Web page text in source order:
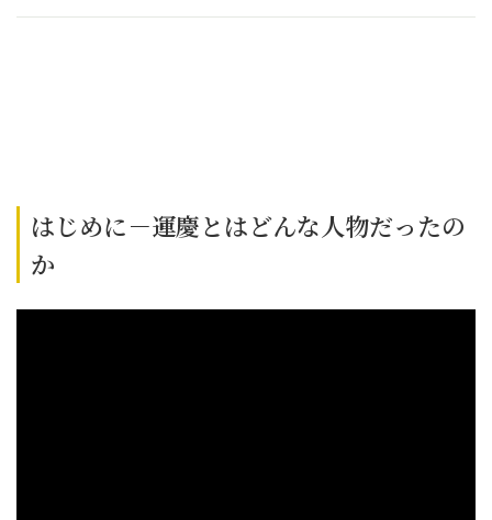
はじめに－運慶とはどんな人物だったの
か